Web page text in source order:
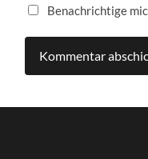
Benachrichtige